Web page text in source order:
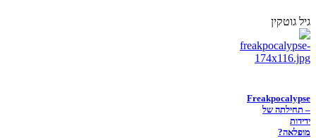
גיל גוטקין
Freakpocalypse
– תחילתה של
ידידות
מופלאה?